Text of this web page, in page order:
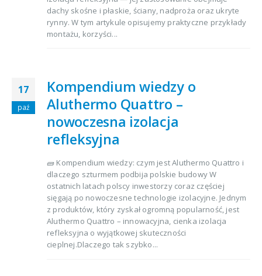
dachy skośne i płaskie, ściany, nadproża oraz ukryte
rynny. W tym artykule opisujemy praktyczne przykłady
montażu, korzyści...
17
paź
Kompendium wiedzy o
Aluthermo Quattro –
nowoczesna izolacja
refleksyjna
🧱 Kompendium wiedzy: czym jest Aluthermo Quattro i
dlaczego szturmem podbija polskie budowy W
ostatnich latach polscy inwestorzy coraz częściej
sięgają po nowoczesne technologie izolacyjne. Jednym
z produktów, który zyskał ogromną popularność, jest
Aluthermo Quattro – innowacyjna, cienka izolacja
refleksyjna o wyjątkowej skuteczności
cieplnej.Dlaczego tak szybko...